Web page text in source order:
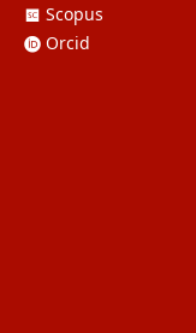
Scopus
Orcid